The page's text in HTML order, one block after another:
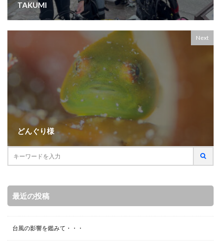
TAKUMI
Next
どんぐり様
最近の投稿
台風の影響を鑑みて・・・